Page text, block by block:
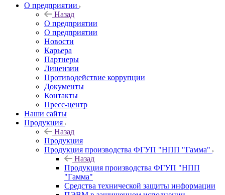
О предприятии
Назад
О предприятии
О предприятии
Новости
Карьера
Партнеры
Лицензии
Противодействие коррупции
Документы
Контакты
Пресс-центр
Наши сайты
Продукция
Назад
Продукция
Продукция производства ФГУП "НПП "Гамма"
Назад
Продукция производства ФГУП "НПП
"Гамма"
Средства технической защиты информации